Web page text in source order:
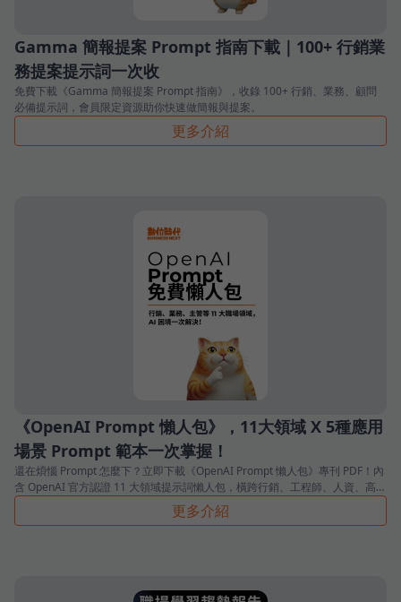
Gamma 簡報提案 Prompt 指南下載｜100+ 行銷業
務提案提示詞一次收
免費下載《Gamma 簡報提案 Prompt 指南》，收錄 100+ 行銷、業務、顧問
必備提示詞，會員限定資源助你快速做簡報與提案。
更多介紹
《OpenAI Prompt 懶人包》，11大領域 X 5種應用
場景 Prompt 範本一次掌握！
還在煩惱 Prompt 怎麼下？立即下載《OpenAI Prompt 懶人包》專刊 PDF！內
含 OpenAI 官方認證 11 大領域提示詞懶人包，橫跨行銷、工程師、人資、高管
等，快速掌握 AI 應用，工作效率飆升！更多介紹